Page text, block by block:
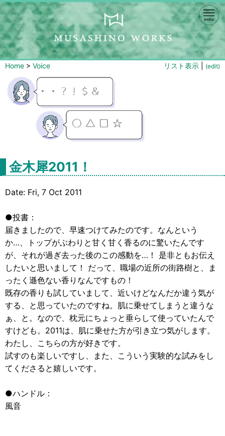
Home > Voice リスト表示 (edit)
金木犀2011！
Date: Fri, 7 Oct 2011
●投書：
届きましたので、早速つけてみたのです。なんという
か…、トップがぶわりと甘く甘く香るのに驚いたんです
が、それが過ぎ去った後のこの感動を…！ 是非ともお伝え
したいと思いまして！ だって、職場の近所の街路樹と、ま
ったく遜色ない香りなんですもの！
既存の香りも試していまして、近いけどなんだか違う気が
する、と思っていたのですね。肌に乗せてしまうと違うな
ぁ、と。なので、枕元にちょっと垂らして使っていたんで
すけども。2011は、肌に乗せた方が引き立つ気がします。
わたし、こちらの方が好きです。
試すのも楽しいですし、また、こういう実験的な試みをし
てくださると嬉しいです。
●ハンドル：
風音